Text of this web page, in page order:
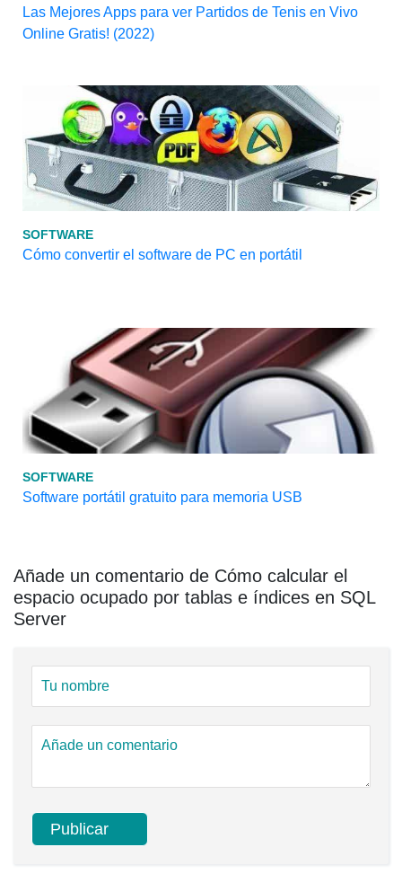
Las Mejores Apps para ver Partidos de Tenis en Vivo
Online Gratis! (2022)
SOFTWARE
Cómo convertir el software de PC en portátil
SOFTWARE
Software portátil gratuito para memoria USB
Añade un comentario de Cómo calcular el
espacio ocupado por tablas e índices en SQL
Server